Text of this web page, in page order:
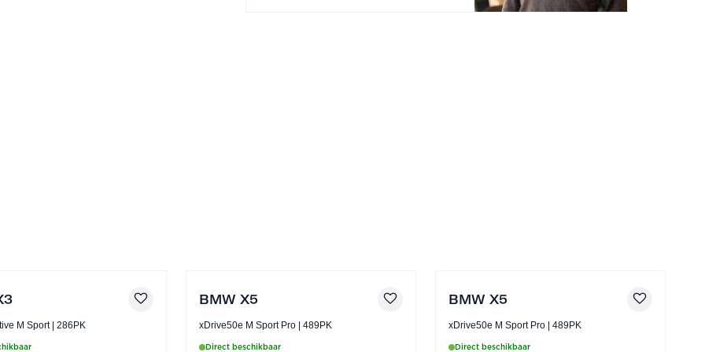
Up Display (0617) wordt alle essentiële
Sound System (0674) voor een
High Executive M Sport | 286PK
BMW X5
xDrive50e M Sport Pro | 489PK
Direct beschikbaar
BMW X5
xDrive50e M Sport Pro | 489PK
Direct beschikbaar